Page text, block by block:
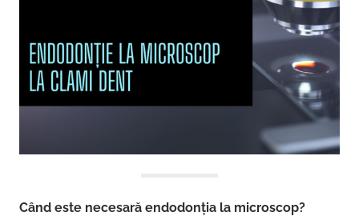
Când este necesară endodonția la microscop?